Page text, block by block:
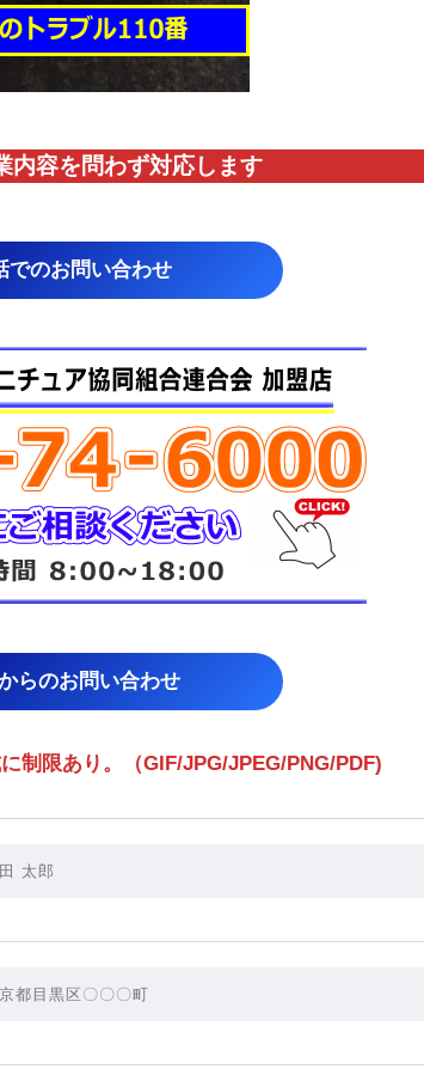
内容を問わず対応します
でのお問い合わせ
らのお問い合わせ
制限あり。（GIF/JPG/JPEG/PNG/PDF)